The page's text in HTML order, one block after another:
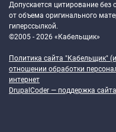
Допускается цитирование без
от объема оригинального
гиперссылкой.
©2005 - 2026 «Кабельщик»
Политика сайта "Кабельщик"
отношении обработки
интернет
DrupalCoder — поддержка